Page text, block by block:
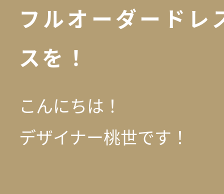
フルオーダードレ
スを！
こんにちは！
デザイナー桃世です！